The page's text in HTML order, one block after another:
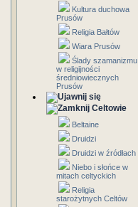
Kultura duchowa
Prusów
Religia Bałtów
Wiara Prusów
Ślady szamanizmu
w religijności
średniowiecznych
Prusów
Celtowie
Beltaine
Druidzi
Druidzi w źródłach
Niebo i słońce w
mitach celtyckich
Religia
starożytnych Celtów